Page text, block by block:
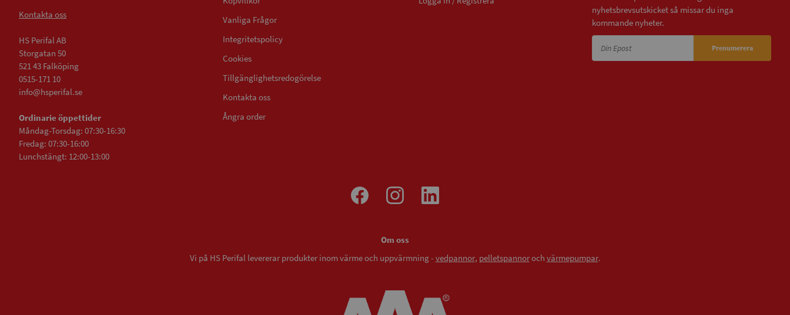
Kontakta oss
HS Perifal AB
Storgatan 50
521 43 Falköping
0515-171 10
info@hsperifal.se
Ordinarie öppettider
Måndag-Torsdag: 07:30-16:30
Fredag: 07:30-16:00
Lunchstängt: 12:00-13:00
Vanliga Frågor
Integritetspolicy
Cookies
Tillgänglighetsredogörelse
Kontakta oss
Ångra order
nyhetsbrevsutskicket så missar du inga
kommande nyheter.
Prenumerera
Om oss
Vi på HS Perifal levererar produkter inom värme och uppvärmning - vedpannor, pelletspannoroch värmepumpar.